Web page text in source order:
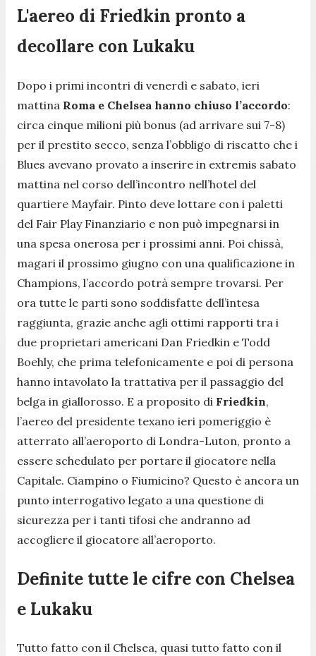
L'aereo di Friedkin pronto a
decollare con Lukaku
Dopo i primi incontri di venerdì e sabato, ieri
mattina Roma e Chelsea hanno chiuso l’accordo:
circa cinque milioni più bonus (ad arrivare sui 7-8)
per il prestito secco, senza l’obbligo di riscatto che i
Blues avevano provato a inserire in extremis sabato
mattina nel corso dell’incontro nell’hotel del
quartiere Mayfair. Pinto deve lottare con i paletti
del Fair Play Finanziario e non può impegnarsi in
una spesa onerosa per i prossimi anni. Poi chissà,
magari il prossimo giugno con una qualificazione in
Champions, l’accordo potrà sempre trovarsi. Per
ora tutte le parti sono soddisfatte dell’intesa
raggiunta, grazie anche agli ottimi rapporti tra i
due proprietari americani Dan Friedkin e Todd
Boehly, che prima telefonicamente e poi di persona
hanno intavolato la trattativa per il passaggio del
belga in giallorosso. E a proposito di Friedkin,
l’aereo del presidente texano ieri pomeriggio è
atterrato all’aeroporto di Londra-Luton, pronto a
essere schedulato per portare il giocatore nella
Capitale. Ciampino o Fiumicino? Questo è ancora un
punto interrogativo legato a una questione di
sicurezza per i tanti tifosi che andranno ad
accogliere il giocatore all’aeroporto.
Definite tutte le cifre con Chelsea
e Lukaku
Tutto fatto con il Chelsea, quasi tutto fatto con il